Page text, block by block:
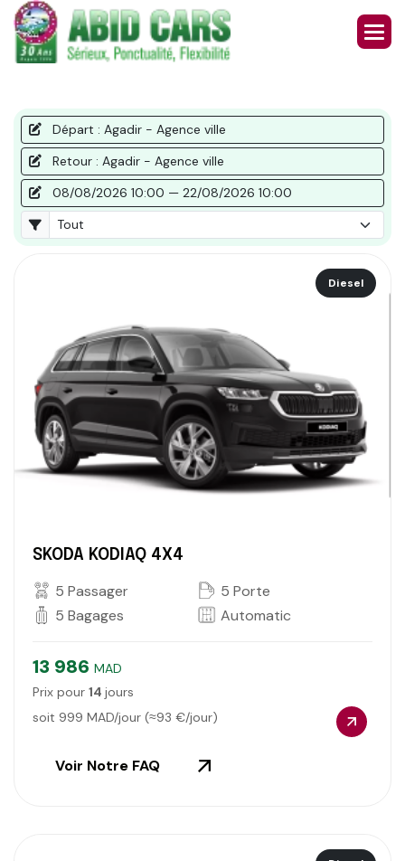
Départ : Agadir - Agence ville
Retour : Agadir - Agence ville
08/08/2026 10:00 — 22/08/2026 10:00
Diesel
SKODA KODIAQ 4X4
5 Passager
5 Porte
5 Bagages
Automatic
13 986 MAD
Prix pour 14 jours
soit 999 MAD/jour (≈93 €/jour)
Voir Notre FAQ